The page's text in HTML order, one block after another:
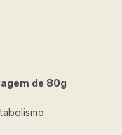
de 80g